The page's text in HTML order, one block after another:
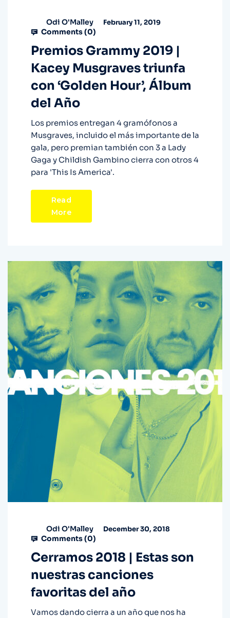
Odi O'Malley February 11, 2019
Comments (0)
Premios Grammy 2019 |
Kacey Musgraves triunfa
con ‘Golden Hour’, Álbum
del Año
Los premios entregan 4 gramófonos a
Musgraves, incluido el más importante de la
gala, pero premian también con 3 a Lady
Gaga y Childish Gambino cierra con otros 4
para 'This Is America'.
Read
More
Odi O'Malley December 30, 2018
Comments (0)
Cerramos 2018 | Estas son
nuestras canciones
favoritas del año
Vamos dando cierra a un año que nos ha